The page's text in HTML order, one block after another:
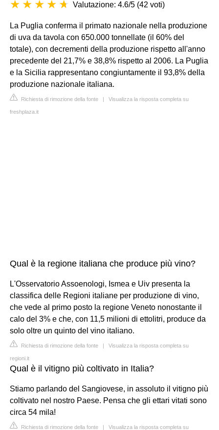
Valutazione: 4.6/5 (42 voti)
La Puglia conferma il primato nazionale nella produzione
di uva da tavola con 650.000 tonnellate (il 60% del
totale), con decrementi della produzione rispetto all'anno
precedente del 21,7% e 38,8% rispetto al 2006. La Puglia
e la Sicilia rappresentano congiuntamente il 93,8% della
produzione nazionale italiana.
Richiesta di rimozione della fonte | Visualizza la risposta completa su
freshplaza.it
Qual è la regione italiana che produce più vino?
L'Osservatorio Assoenologi, Ismea e Uiv presenta la
classifica delle Regioni italiane per produzione di vino,
che vede al primo posto la regione Veneto nonostante il
calo del 3% e che, con 11,5 milioni di ettolitri, produce da
solo oltre un quinto del vino italiano.
Richiesta di rimozione della fonte | Visualizza la risposta completa su
regioni.it
Qual è il vitigno più coltivato in Italia?
Stiamo parlando del Sangiovese, in assoluto il vitigno più
coltivato nel nostro Paese. Pensa che gli ettari vitati sono
circa 54 mila!
Richiesta di rimozione della fonte | Visualizza la risposta completa su